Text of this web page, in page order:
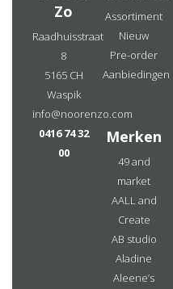
Zo
Raadhuisstraat
8
5165 CH
Waspik
info@noorenzo.com
0416 74 32
00
Assortiment
Nieuw
Pre-order
Aanbiedingen
Merken
49 and
market
AALL and
Create
AB studio
Aladine
Aleene’s